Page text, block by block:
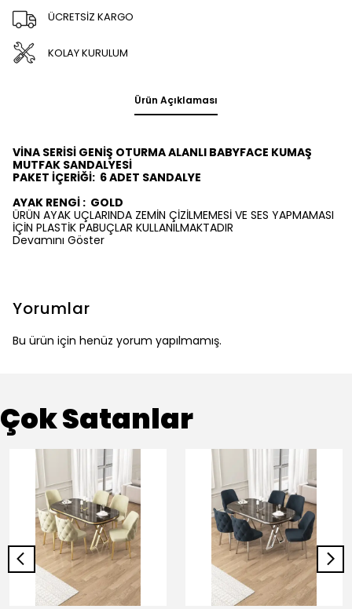
ÜCRETSİZ KARGO
KOLAY KURULUM
Ürün Açıklaması
VİNA SERİSİ GENİŞ OTURMA ALANLI BABYFACE KUMAŞ
MUTFAK SANDALYESİ
PAKET İÇERİĞİ: 6ADET SANDALYE
AYAK RENGİ : GOLD
ÜRÜN AYAK UÇLARINDA ZEMİN ÇİZİLMEMESİ VE SES YAPMAMASI
İÇİN PLASTİK PABUÇLAR KULLANILMAKTADIR
Devamını Göster
Yorumlar
Bu ürün için henüz yorum yapılmamış.
Çok Satanlar